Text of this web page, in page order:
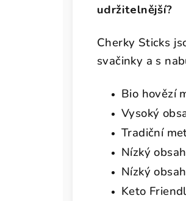
udržitelnější?
Cherky Sticks
svačinky a s
Bio hovězí
Vysoký
Tradiční
Nízký
Nízký
Keto